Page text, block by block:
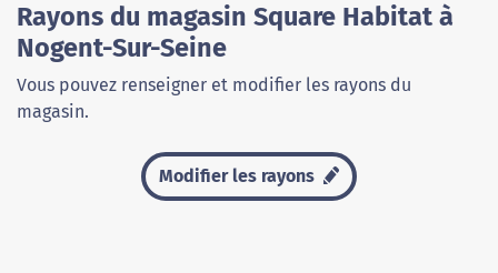
Rayons du magasin Square Habitat à
Nogent-Sur-Seine
Vous pouvez renseigner et modifier les rayons du
magasin.
Modifier les rayons